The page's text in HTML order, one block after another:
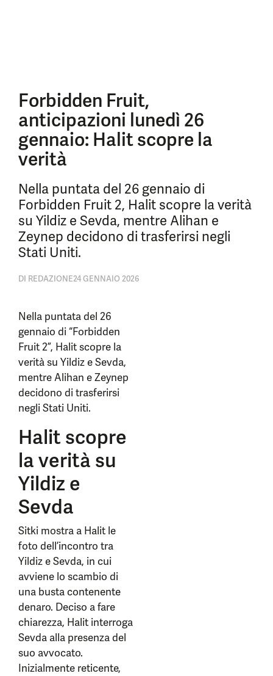
Forbidden Fruit,
anticipazioni lunedì 26
gennaio: Halit scopre la
verità
Nella puntata del 26 gennaio di
Forbidden Fruit 2, Halit scopre la verità
su Yildiz e Sevda, mentre Alihan e
Zeynep decidono di trasferirsi negli
Stati Uniti.
DI REDAZIONE24 GENNAIO 2026
Nella puntata del 26
gennaio di “Forbidden
Fruit 2”, Halit scopre la
verità su Yildiz e Sevda,
mentre Alihan e Zeynep
decidono di trasferirsi
negli Stati Uniti.
Halit scopre
la verità su
Yildiz e
Sevda
Sitki mostra a Halit le
foto dell’incontro tra
Yildiz e Sevda, in cui
avviene lo scambio di
una busta contenente
denaro. Deciso a fare
chiarezza, Halit interroga
Sevda alla presenza del
suo avvocato.
Inizialmente reticente,